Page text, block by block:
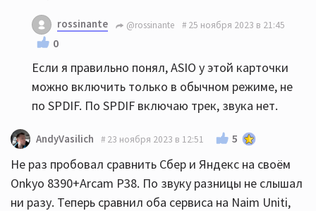
rossinante @rossinante 25 ноября 2023 в 21:45
0
Если я правильно понял, ASIO у этой карточки
можно включить только в обычном режиме, не
по SPDIF. По SPDIF включаю трек, звука нет.
AndyVasilich 23 ноября 2023 в 12:51 5
Не раз пробовал сравнить Сбер и Яндекс на своём
Onkyo 8390+Arcam P38. По звуку разницы не слышал
ни разу. Теперь сравнил оба сервиса на Naim Uniti,